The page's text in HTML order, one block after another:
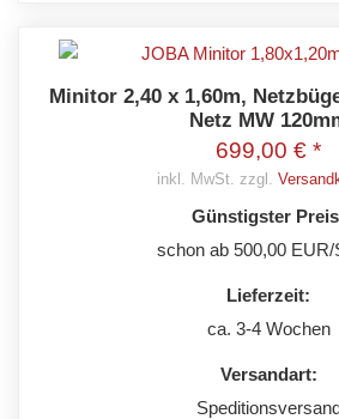
Minitor 2,40 x 1,60m,
Netz MW
699,00 € *
inkl. MwSt. zzgl.
Günstigster
schon ab 500,00 EUR/
Lieferzeit:
ca. 3-4 Wochen
Versandart: